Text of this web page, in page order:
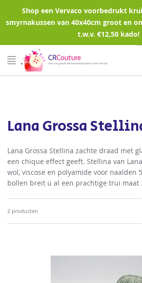
Shop een Vervaco voorbedrukt
smyrnakussen van 40x40cm groot en
t.w.v. €12,50 kado!
Lana Grossa
Lana Grossa Stellina zachte draad met
een chique effect geeft. Stellina van
wol, viscose en polyamide voor naalden
bollen breit u al een prachtige trui maat
2 producten